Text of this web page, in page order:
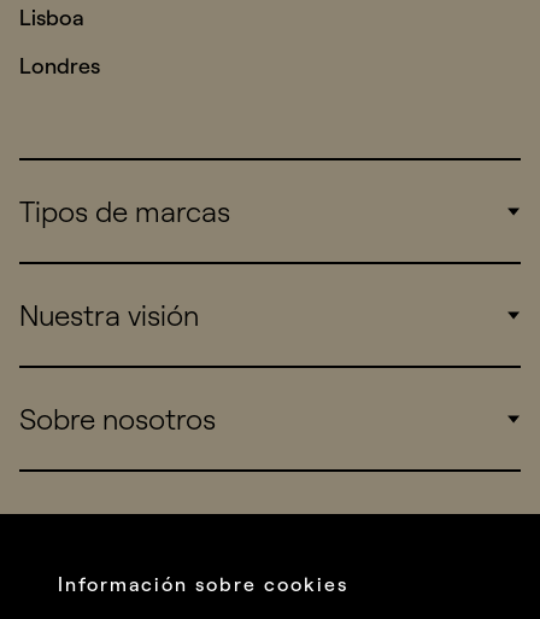
Lisboa
Londres
Tipos de marcas
Consumers
Startups
Nuestra visión
Work
Sobre nosotros
TalentInformación sobre cookies